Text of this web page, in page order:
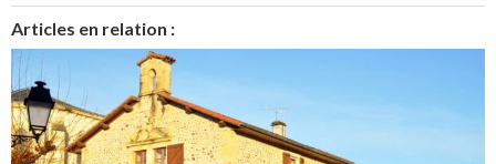
Articles en relation :